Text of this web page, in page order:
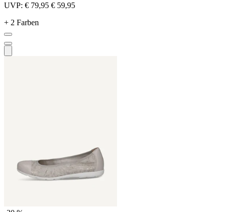
UVP: € 79,95 € 59,95
+ 2 Farben